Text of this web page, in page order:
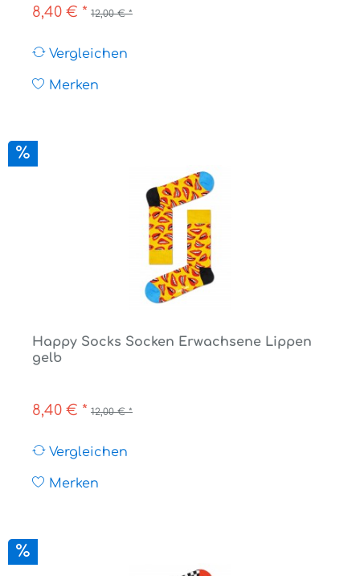
8,40 € * 12,00 € *
Vergleichen
Merken
Happy Socks Socken Erwachsene Lippen
gelb
8,40 € * 12,00 € *
Vergleichen
Merken